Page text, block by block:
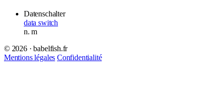
Datenschalter
data switch
n.m
© 2026 · babelfish.fr
Mentions légales Confidentialité